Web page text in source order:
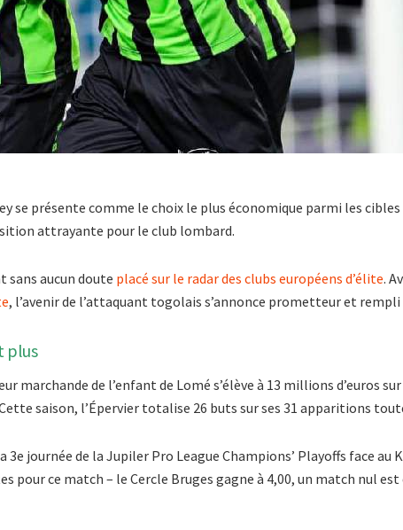
se présente comme le choix le plus économique parmi les
attrayante pour le club lombard.
sans aucun doute placé sur le radar des clubs européens d’élite.
, l’avenir de l’attaquant togolais s’annonce prometteur et
plus
marchande de l’enfant de Lomé s’élève à 13 millions d’euros sur
saison, l’Épervier totalise 26 buts sur ses 31 apparitions
journée de la Jupiler Pro League Champions’ Playoffs face au
pour ce match – le Cercle Bruges gagne à 4,00, un match nul est